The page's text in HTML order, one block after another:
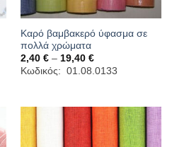
Καρό βαμβακερό ύφασμα σε
πολλά χρώματα
2,40 € – 19,40 €Price
range:
2,40 €
Κωδικός: 01.08.0133